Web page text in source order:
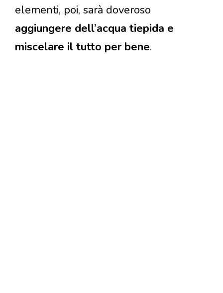
elementi, poi, sarà doveroso
aggiungere dell’acqua tiepida e
miscelare il tutto per bene.